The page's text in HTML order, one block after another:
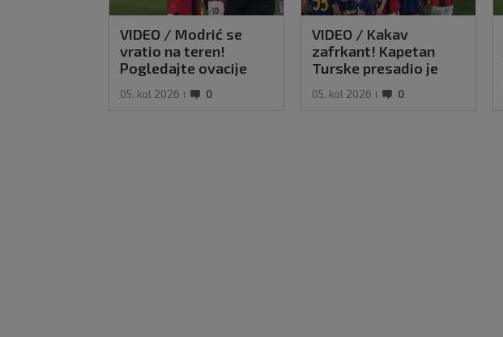
VIDEO / Modrić se
vratio na teren!
Pogledajte ovacije
zastave na tribinama
05. kol 2026 0
VIDEO / Kakav
zafrkant! Kapetan
Turske presadio je
se Modrić našalio s
05. kol 2026 0